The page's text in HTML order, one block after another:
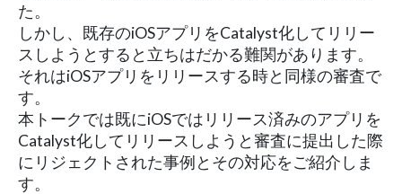
た。
しかし、既存のiOSアプリをCatalyst化してリリー
スしようとすると立ちはだかる難関があります。
それはiOSアプリをリリースする時と同様の審査で
す。
本トークでは既にiOSではリリース済みのアプリを
Catalyst化してリリースしようと審査に提出した際
にリジェクトされた事例とその対応をご紹介しま
す。